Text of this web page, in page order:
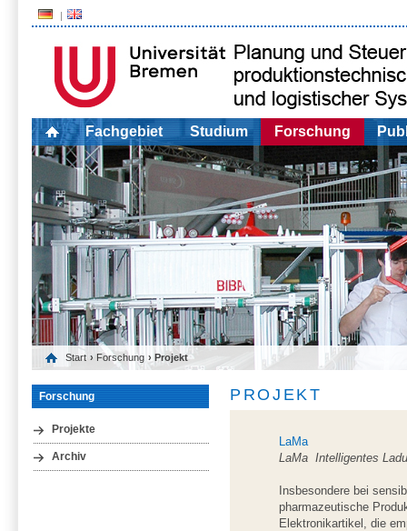
Fachgebiet Studium Forschung
Start › Forschung › Projekt
Forschung
Projekte
Archiv
PROJEKT
LaMa
LaMa  Intelligentes
Insbesondere bei
pharmazeutische
Elektronikartikel, die